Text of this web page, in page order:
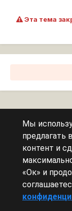
Эта тема
Сейчас на
Эту страницу
Мы
контент и
«Ок» и